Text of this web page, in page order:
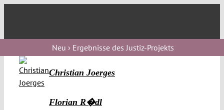
Verfassungs
blog
Verfassungs
Neu › Ergebnisse des Justiz-Projekts
Christian Joerges
Florian R�dl